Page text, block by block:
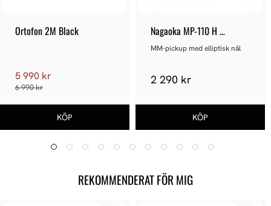
Ortofon 2M Black
5 990 kr
6 990 kr
Nagaoka MP-110 H
(Headshell)
MM-pickup med elliptisk nål
2 290 kr
REKOMMENDERAT FÖR MIG